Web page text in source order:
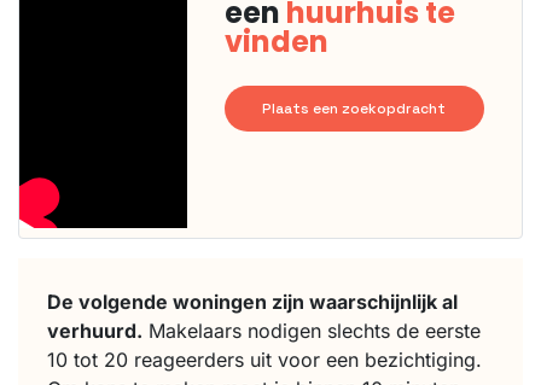
een huurhuis te
vinden
Plaats een zoekopdracht
De volgende woningen zijn waarschijnlijk al
verhuurd. Makelaars nodigen slechts de eerste
10 tot 20 reageerders uit voor een bezichtiging.